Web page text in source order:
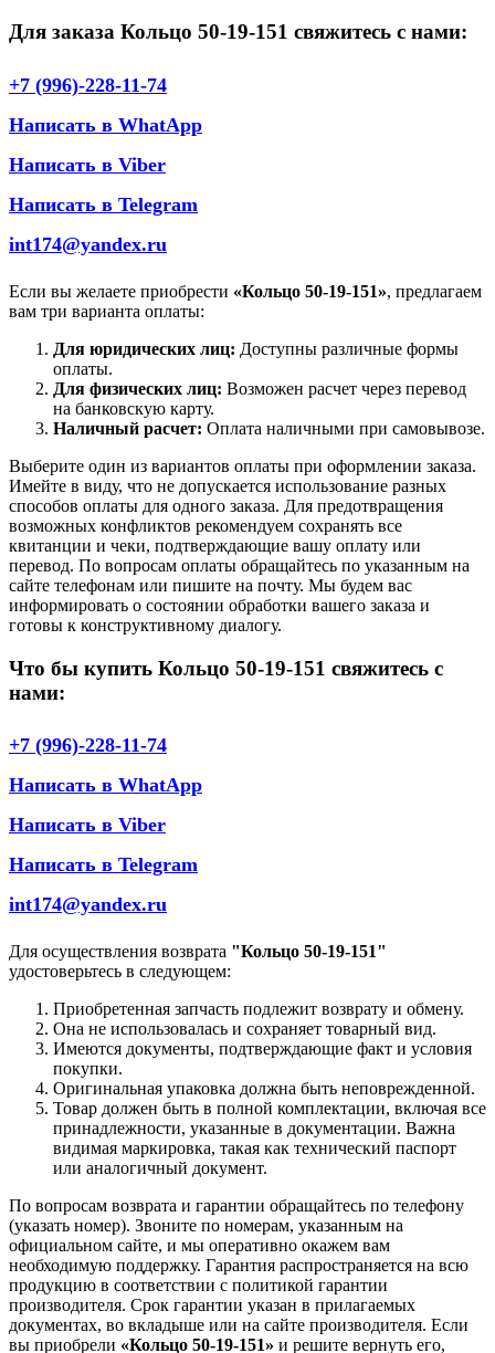
Для заказа Кольцо 50-19-151 свяжитесь с нами:
+7 (996)-228-11-74
Написать в WhatApp
Написать в Viber
Написать в Telegram
int174@yandex.ru
Если вы желаете приобрести «Кольцо 50-19-151», предлагаем
вам три варианта оплаты:
Для юридических лиц: Доступны различные формы
оплаты.
Для физических лиц: Возможен расчет через перевод
на банковскую карту.
Наличный расчет: Оплата наличными при самовывозе.
Выберите один из вариантов оплаты при оформлении заказа.
Имейте в виду, что не допускается использование разных
способов оплаты для одного заказа. Для предотвращения
возможных конфликтов рекомендуем сохранять все
квитанции и чеки, подтверждающие вашу оплату или
перевод. По вопросам оплаты обращайтесь по указанным на
сайте телефонам или пишите на почту. Мы будем вас
информировать о состоянии обработки вашего заказа и
готовы к конструктивному диалогу.
Что бы купить Кольцо 50-19-151 свяжитесь с
нами:
+7 (996)-228-11-74
Написать в WhatApp
Написать в Viber
Написать в Telegram
int174@yandex.ru
Для осуществления возврата "Кольцо 50-19-151"
удостоверьтесь в следующем:
Приобретенная запчасть подлежит возврату и обмену.
Она не использовалась и сохраняет товарный вид.
Имеются документы, подтверждающие факт и условия
покупки.
Оригинальная упаковка должна быть неповрежденной.
Товар должен быть в полной комплектации, включая все
принадлежности, указанные в документации. Важна
видимая маркировка, такая как технический паспорт
или аналогичный документ.
По вопросам возврата и гарантии обращайтесь по телефону
(указать номер). Звоните по номерам, указанным на
официальном сайте, и мы оперативно окажем вам
необходимую поддержку. Гарантия распространяется на всю
продукцию в соответствии с политикой гарантии
производителя. Срок гарантии указан в прилагаемых
документах, во вкладыше или на сайте производителя. Если
вы приобрели «Кольцо 50-19-151» и решите вернуть его,